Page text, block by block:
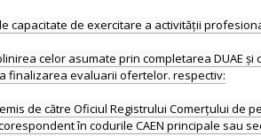
capacitate de exercitare a activității
celor asumate prin completarea DUAE
finalizarea evaluarii ofertelor. respectiv:
de către Oficiul Registrului Comerțului
în codurile CAEN principale sau